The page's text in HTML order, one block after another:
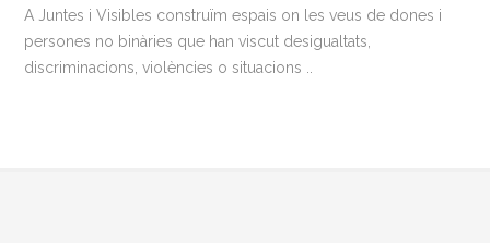
A Juntes i Visibles construïm espais on les veus de dones i
persones no binàries que han viscut desigualtats,
discriminacions, violències o situacions ..